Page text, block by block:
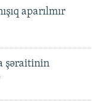
aparılmır
şəraitinin